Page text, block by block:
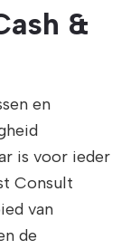
&
en
is voor ieder
Consult
van
de